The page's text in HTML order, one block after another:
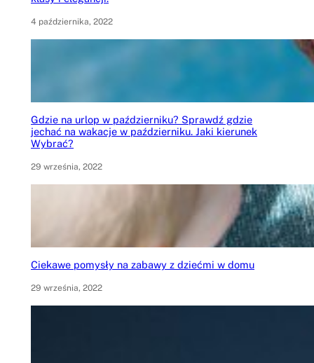
4 października, 2022
Gdzie na urlop w październiku? Sprawdź gdzie
jechać na wakacje w październiku. Jaki kierunek
Wybrać?
29 września, 2022
Ciekawe pomysły na zabawy z dziećmi w domu
29 września, 2022